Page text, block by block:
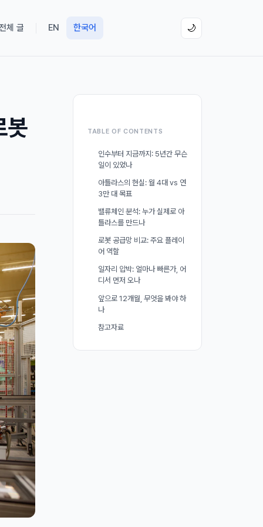
체 글 EN 한국어 🌙
봇
TABLE OF CONTENTS
인수부터 지금까지: 5년간 무슨
일이 있었나
아틀라스의 현실: 월 4대 vs 연
3만 대 목표
밸류체인 분석: 누가 실제로 아
틀라스를 만드나
로봇 공급망 비교: 주요 플레이
어 역할
일자리 압박: 얼마나 빠른가, 어
디서 먼저 오나
앞으로 12개월, 무엇을 봐야 하
나
참고자료